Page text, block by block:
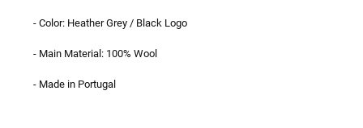
- Color: Heather Grey / Black Logo
- Main Material: 100% Wool
- Made in Portugal